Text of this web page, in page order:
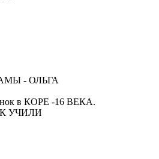
- ОЛЬГА
в КОРЕ -16 ВЕКА.
УЧИЛИ